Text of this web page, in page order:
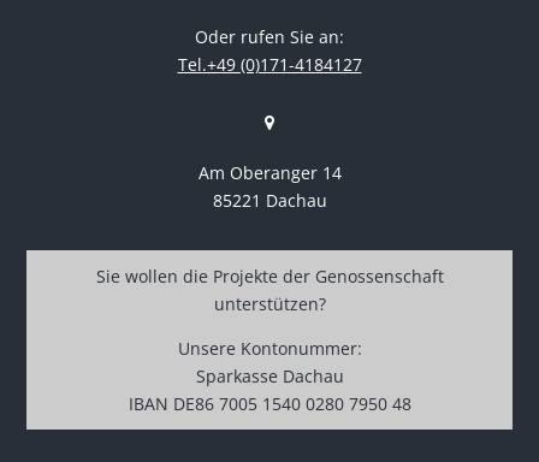
Oder rufen Sie an:
Tel.+49 (0)171-4184127
Am Oberanger 14
85221 Dachau
Sie wollen die Projekte der Genossenschaft
unterstützen?
Unsere Kontonummer:
Sparkasse Dachau
IBAN DE86 7005 1540 0280 7950 48